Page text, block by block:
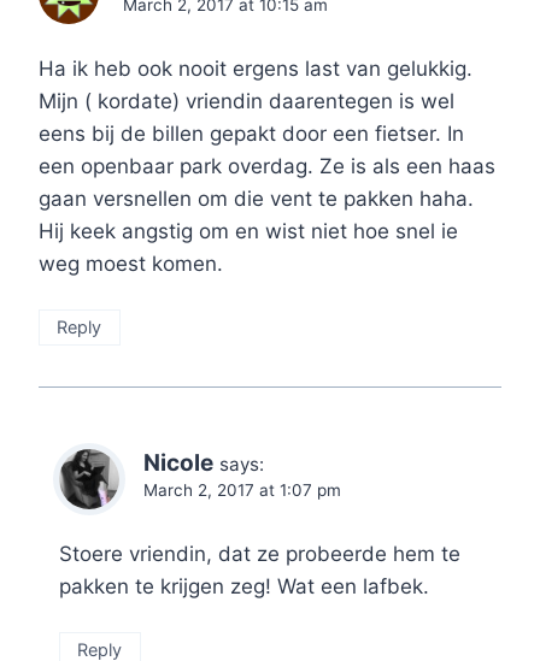
March 2, 2017 at 10:15 am
Ha ik heb ook nooit ergens last van gelukkig.
Mijn ( kordate) vriendin daarentegen is wel
eens bij de billen gepakt door een fietser. In
een openbaar park overdag. Ze is als een haas
gaan versnellen om die vent te pakken haha.
Hij keek angstig om en wist niet hoe snel ie
weg moest komen.
Reply
Nicole says:
March 2, 2017 at 1:07 pm
Stoere vriendin, dat ze probeerde hem te
pakken te krijgen zeg! Wat een lafbek.
Reply